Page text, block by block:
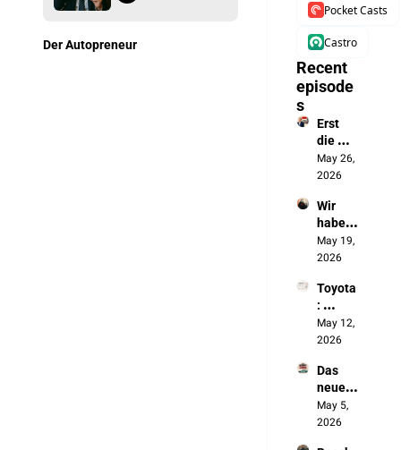
Der Autopreneur
Pocket Casts
Castro
Recent
episode
s
Erst
die
Batteri
e, jetzt
autono
me
Fahren
May 26,
2026
Wir
haben
die
Chines
ausges
perrt.
Jetzt
bauen
unsere
Autos
May 19,
2026
Toyota
:
„Wenn
sich
ändert,
werde
n wir
NICHT
May 12,
2026
Das
neue
Made
in
May 5,
2026